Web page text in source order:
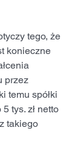
tego, że
konieczne
przez
temu spółki
tys. zł netto
takiego